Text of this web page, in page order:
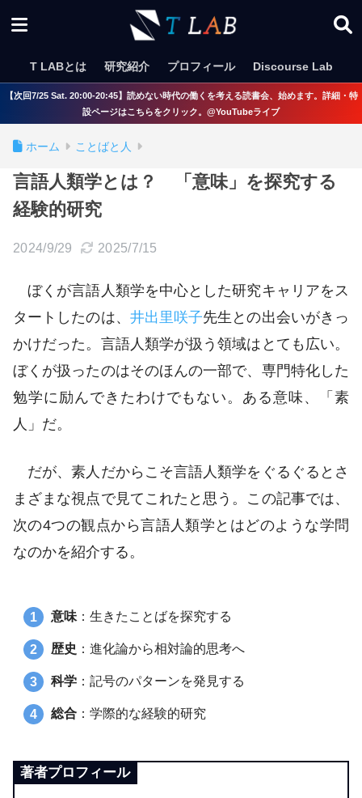
T LABとは 研究紹介 プロフィール Discourse Lab
【次回7/25 Sat. 20:00-20:45】読めない時代の働くを考える読書会、始めます。詳細・特
設ページはこちらをクリック。@YouTubeライブ
ホーム ことばと人
言語人類学とは？ 「意味」を探究する
経験的研究
2024/9/29 2025/7/15
ぼくが言語人類学を中心とした研究キャリアをス
タートしたのは、 井出里咲子先生との出会いがきっ
かけだった。言語人類学が扱う領域はとても広い。
ぼくが扱ったのはそのほんの一部で、専門特化した
勉学に励んできたわけでもない。ある意味、「素
人」だ。
だが、素人だからこそ言語人類学をぐるぐるとさ
まざまな視点で見てこれたと思う。この記事では、
次の4つの観点から言語人類学とはどのような学問
なのかを紹介する。
意味：生きたことばを探究する
歴史 ：進化論から相対論的思考へ
科学：記号のパターンを発見する
総合：学際的な経験的研究
著者プロフィール